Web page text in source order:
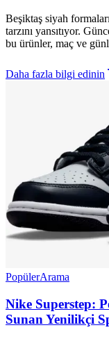
Beşiktaş siyah
tarzını yansıtıyor.
bu ürünler, maç ve
Daha fazla bilgi edinin
PopülerArama
Nike Superstep:
Sunan Yenilikçi